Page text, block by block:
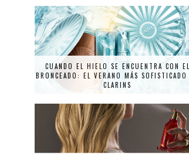
CUANDO EL HIELO SE ENCUENTRA CON EL
BRONCEADO: EL VERANO MÁS SOFISTICADO
CLARINS